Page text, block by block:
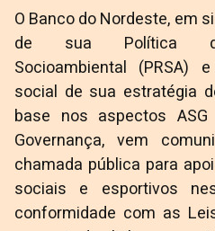
O Banco do Nordeste, em
de sua Política de
Socioambiental (PRSA)
social de sua estratégia
base nos aspectos
Governança, vem
chamada pública para
sociais e esportivos
conformidade com as